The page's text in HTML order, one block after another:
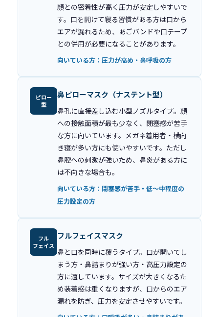
顔との密着性が高く圧力が安定しやすいで
す。口を開けて寝る習慣がある方は口から
エアが漏れるため、あごバンドや口テープ
との併用が必要になることがあります。
向いている方：圧力が高め・鼻呼吸の方
ピロー
型
鼻ピローマスク（ナステント型）
鼻孔に直接差し込む小型ノズルタイプ。顔
への接触面積が最も少なく、閉塞感が苦手
な方に向いています。メガネ着用者・横向
き寝が多い方にも使いやすいです。ただし
鼻腔への刺激が強いため、鼻炎がある方に
は不向きな場合も。
向いている方：閉塞感が苦手・低〜中程度の
圧力設定の方
フル
フェイス
フルフェイスマスク
鼻と口を同時に覆うタイプ。口が開いてし
まう方・鼻詰まりが強い方・高圧力設定の
方に適しています。サイズが大きくなるた
め装着感は重くなりますが、口からのエア
漏れを防ぎ、圧力を安定させやすいです。